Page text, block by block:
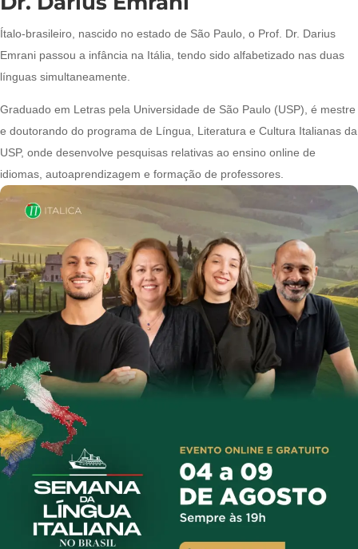
Ítalo-brasileiro, nascido no estado de São Paulo, o Prof. Dr. Darius
Emrani passou a infância na Itália, tendo sido alfabetizado nas duas
línguas simultaneamente.
Graduado em Letras pela Universidade de São Paulo (USP), é mestre
e doutorando do programa de Língua, Literatura e Cultura Italianas da
USP, onde desenvolve pesquisas relativas ao ensino online de
idiomas, autoaprendizagem e formação de professores.